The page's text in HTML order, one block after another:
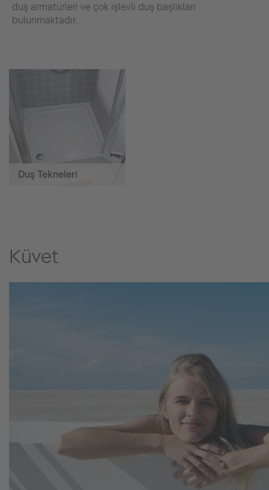
duş armatürleri ve çok işlevli duş başlıkları
bulunmaktadır.
Duş Tekneleri
Küvet